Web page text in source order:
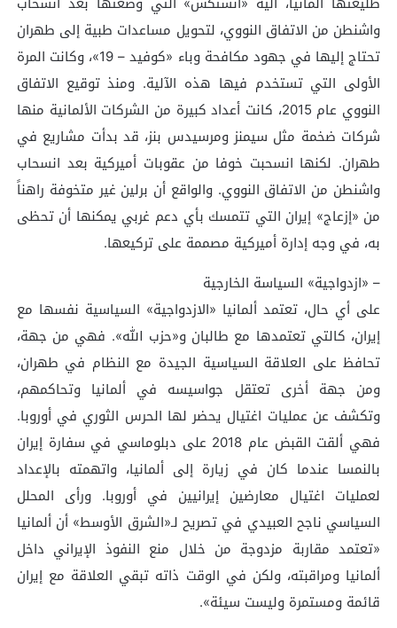
واشنطن من الاتفاق النووي، لتحويل مساعدات طبية إلى طهران
تحتاج إليها في جهود مكافحة وباء «كوفيد – 19»، وكانت المرة
الأولى التي تستخدم فيها هذه الآلية. ومنذ توقيع الاتفاق
النووي عام 2015، كانت أعداد كبيرة من الشركات الألمانية منها
شركات ضخمة مثل سيمنز ومرسيدس بنز، قد بدأت مشاريع في
طهران. لكنها انسحبت خوفا من عقوبات أميركية بعد انسحاب
واشنطن من الاتفاق النووي. والواقع أن برلين غير متخوفة راهناً
من «إزعاج» إيران التي تتمسك بأي دعم غربي يمكنها أن تحظى
به، في وجه إدارة أميركية مصممة على تركيعها.
– «ازدواجية» السياسة الخارجية
على أي حال، تعتمد ألمانيا «الازدواجية» السياسية نفسها مع
إيران، كالتي تعتمدها مع طالبان و«حزب الله». فهي من جهة،
تحافظ على العلاقة السياسية الجيدة مع النظام في طهران،
ومن جهة أخرى تعتقل جواسيسه في ألمانيا وتحاكمهم،
وتكشف عن عمليات اغتيال يحضر لها الحرس الثوري في أوروبا.
فهي ألقت القبض عام 2018 على دبلوماسي في سفارة إيران
بالنمسا عندما كان في زيارة إلى ألمانيا، واتهمته بالإعداد
لعمليات اغتيال معارضين إيرانيين في أوروبا. ورأى المحلل
السياسي ناجح العبيدي في تصريح لـ«الشرق الأوسط» أن ألمانيا
«تعتمد مقاربة مزدوجة من خلال منع النفوذ الإيراني داخل
ألمانيا ومراقبته، ولكن في الوقت ذاته تبقي العلاقة مع إيران
قائمة ومستمرة وليست سيئة».